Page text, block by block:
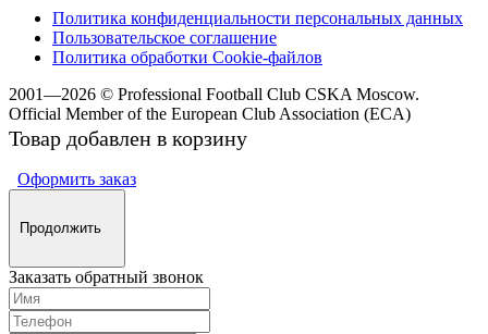
Политика конфиденциальности персональных данных
Пользовательское соглашение
Политика обработки Cookie-файлов
2001—2026 © Professional Football Club CSKA Moscow.
Official Member of the European Club Association (ECA)
Товар добавлен в корзину
Оформить заказ
Продолжить
Заказать обратный звонок